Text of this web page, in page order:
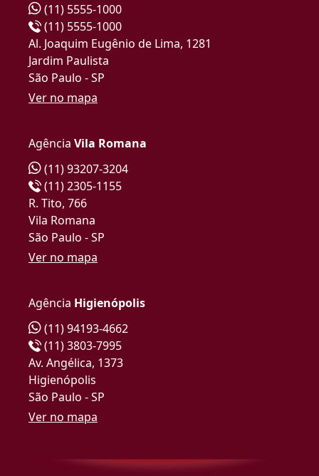
(11) 5555-1000
(11) 5555-1000
Al. Joaquim Eugênio de Lima, 1281
Jardim Paulista
São Paulo - SP
Ver no mapa
Agência Vila Romana
(11) 93207-3204
(11) 2305-1155
R. Tito, 766
Vila Romana
São Paulo - SP
Ver no mapa
Agência Higienópolis
(11) 94193-4662
(11) 3803-7995
Av. Angélica, 1373
Higienópolis
São Paulo - SP
Ver no mapa